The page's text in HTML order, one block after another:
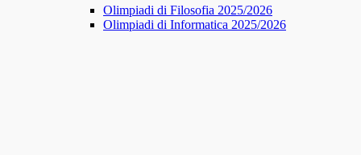
Olimpiadi di Filosofia 2025/2026
Olimpiadi di Informatica 2025/2026